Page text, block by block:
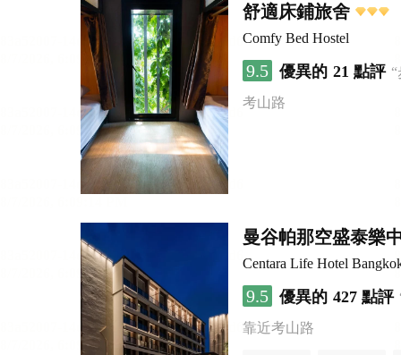
舒適床鋪旅舍
Comfy Bed Hostel
9.5 優異的 21 點評
考山路
曼谷帕那空盛泰樂
Centara Life Hotel
9.5 優異的 427 點評
靠近考山路